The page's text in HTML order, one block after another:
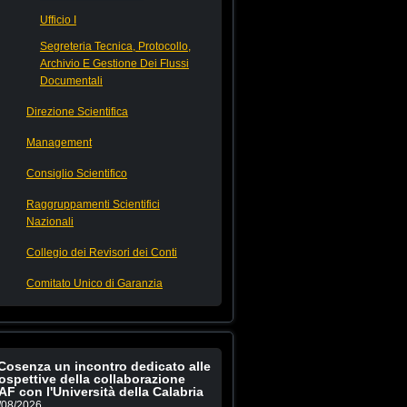
Ufficio I
Segreteria Tecnica, Protocollo,
Archivio E Gestione Dei Flussi
Documentali
Direzione Scientifica
Management
Consiglio Scientifico
Raggruppamenti Scientifici
Nazionali
Collegio dei Revisori dei Conti
Comitato Unico di Garanzia
un incontro dedicato alle
della collaborazione
con l'Università della Calabria